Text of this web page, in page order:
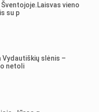
vieno
su p
Vydautiškių slėnis –
netoli